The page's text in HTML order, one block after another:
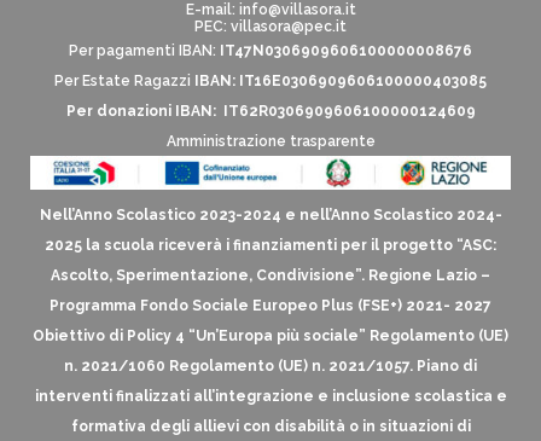
E-mail: info@villasora.it
PEC: villasora@pec.it
Per pagamenti IBAN:
IT47N0306909606100000008676
Per Estate Ragazzi
IBAN: IT16E0306909606100000403085
Per donazioni IBAN: IT62R0306909606100000124609
Amministrazione trasparente
Nell’Anno Scolastico 2023-2024 e nell’Anno Scolastico 2024-
2025 la scuola riceverà i finanziamenti per il progetto “ASC:
Ascolto, Sperimentazione, Condivisione”. Regione Lazio –
Programma Fondo Sociale Europeo Plus (FSE+) 2021- 2027
Obiettivo di Policy 4 “Un’Europa più sociale” Regolamento (UE)
n. 2021/1060 Regolamento (UE) n. 2021/1057. Piano di
interventi finalizzati all’integrazione e inclusione scolastica e
formativa degli allievi con disabilità o in situazioni di